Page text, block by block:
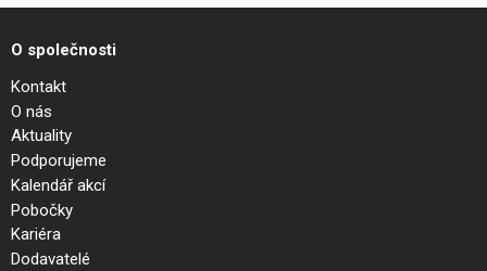
O společnosti
Kontakt
O nás
Aktuality
Podporujeme
Kalendář akcí
Pobočky
Kariéra
Dodavatelé